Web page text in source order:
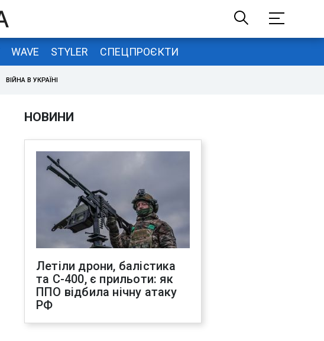
WAVE STYLER СПЕЦПРОЄКТИ
ВІЙНА В УКРАЇНІ
НОВИНИ
Летіли дрони, балістика
та С-400, є прильоти: як
ППО відбила нічну атаку
РФ